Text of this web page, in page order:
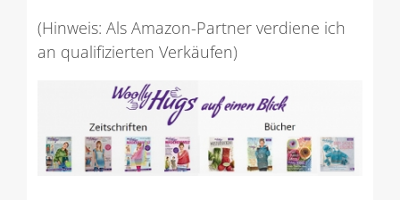
(Hinweis: Als Amazon-Partner verdiene ich
an qualifizierten Verkäufen)